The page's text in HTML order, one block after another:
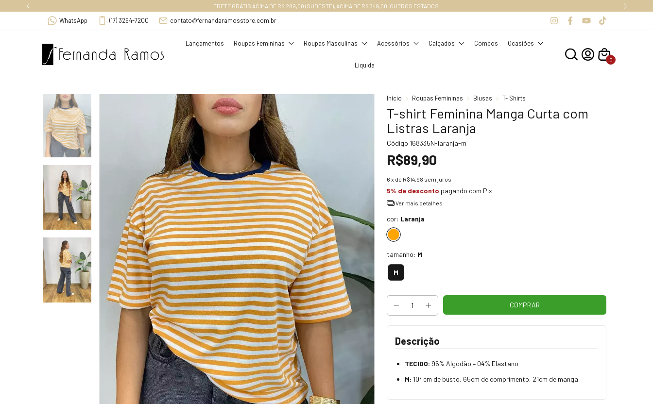
FRETE GRÁTIS ACIMA DE R$ 289,00 (SUDESTE), ACIMA DE R$ 349,00, OUTROS ESTADOS.
WhatsApp (17) 3264-7200 contato@fernandaramosstore.com.br
Lançamentos Roupas Femininas Roupas Masculinas Acessórios Calçados Combos Ocasiões
Liquida
0
Início Roupas Femininas Blusas T- Shirts
T-shirt Feminina Manga Curta com
Listras Laranja
Código 168335N-laranja-m
R$89,90
6 x de R$14,98 sem juros
5% de desconto pagando com Pix
Ver mais detalhes
cor: Laranja
tamanho: M
M
Descrição
TECIDO: 96% Algodão – 04% Elastano
M: 104cm de busto, 65cm de comprimento, 21cm de manga